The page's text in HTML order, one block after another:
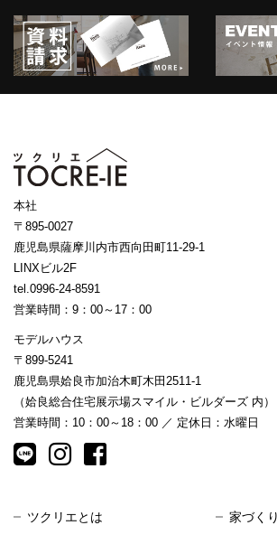
本社
〒895-0027
鹿児島県薩摩川内市西向田町11-29-1
LINXビル2F
tel.0996-24-8591
営業時間：9：00～17：00
モデルハウス
〒899-5241
鹿児島県姶良市加治木町木田2511-1
（姶良総合住宅展示場スマイル・ビルダーズ 内）
営業時間：10：00～18：00 ／ 定休日：水曜日
ツクリエとは 家づく